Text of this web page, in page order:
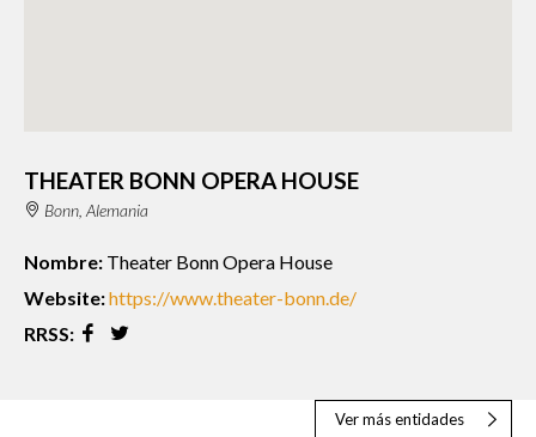
THEATER BONN OPERA HOUSE
Bonn, Alemania
Nombre: Theater Bonn Opera House
Website:https://www.theater-bonn.de/
RRSS:
Ver más entidades